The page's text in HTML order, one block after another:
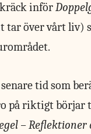
inför
tar över vårt liv)
tid som
på riktigt börjar
–